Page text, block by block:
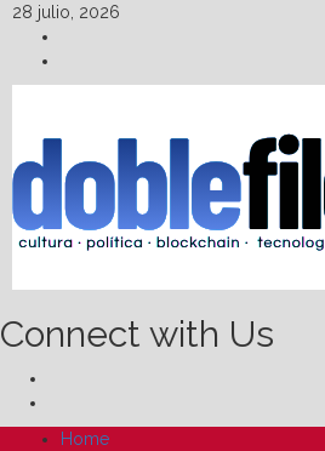
Skip
content
28 julio, 2026
Connect with Us
PrimaryHome